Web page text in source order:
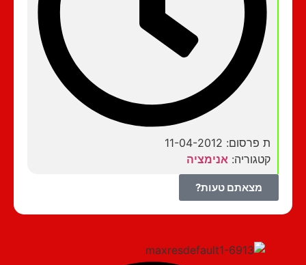
ת פרסום: 11-04-2012
קטגוריה:אנימציה
מצאתם טעות?